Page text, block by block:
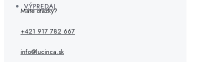
VÝPREDAJ
Máte otázky?
+421 917 782 667
info@lucinca.sk